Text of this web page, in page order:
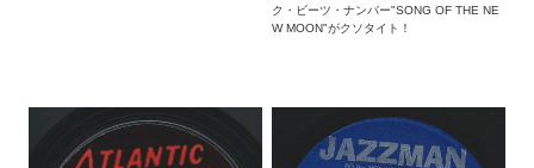
ク・ビーツ・ナンバー"SONG OF THE NE
W MOON"がクソタイト！